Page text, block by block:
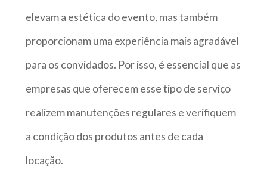
elevam a estética do evento, mas também
proporcionam uma experiência mais agradável
para os convidados. Por isso, é essencial que as
empresas que oferecem esse tipo de serviço
realizem manutenções regulares e verifiquem
a condição dos produtos antes de cada
locação.